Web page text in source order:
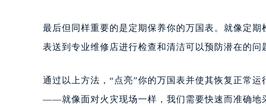
最后但同样重要的是定期保养你的万国表。就像定
表送到专业维修店进行检查和清洁可以预防潜在的问
通过以上方法，“点亮”你的万国表并使其恢复正常
——就像面对火灾现场一样，我们需要快速而准确地